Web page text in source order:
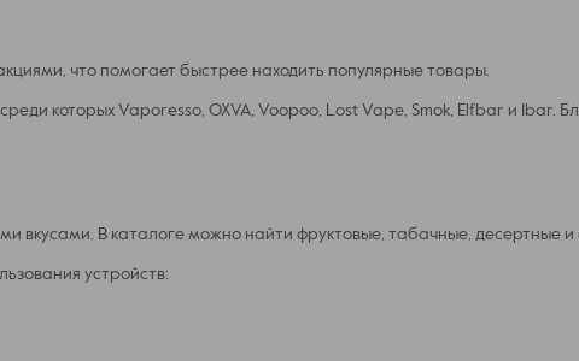
что помогает быстрее находить популярные товары.
которых Vaporesso, OXVA, Voopoo, Lost Vape, Smok, Elfbar и Ibar.
вкусами. В каталоге можно найти фруктовые, табачные, десертные
устройств: